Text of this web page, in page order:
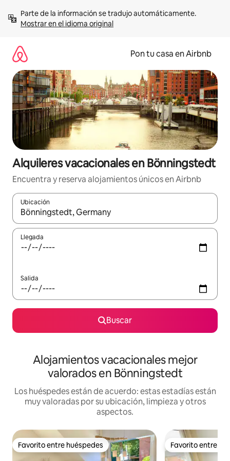
contenidoMostrar en el idioma original
Pon tu casa en Airbnb
Alquileres vacacionales en Bönningstedt
Encuentra y reserva alojamientos únicos en Airbnb
Ubicación
Cuando los resultados estén disponibles, navega con las
Llegada
Salida
Buscar
Alojamientos vacacionales mejor
valorados en Bönningstedt
Los huéspedes están de acuerdo: estas estadías están
muy valoradas por su ubicación, limpieza y otros
aspectos.
Favorito entre huéspedes
Favorito entre huéspedes Favorito entre
Favorito entre